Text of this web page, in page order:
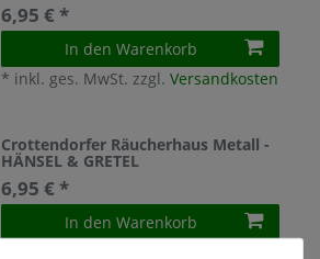
6,95 € *
In den Warenkorb
* inkl. ges. MwSt. zzgl.Versandkosten
Crottendorfer Räucherhaus Metall -
HÄNSEL & GRETEL
6,95 € *
In den Warenkorb